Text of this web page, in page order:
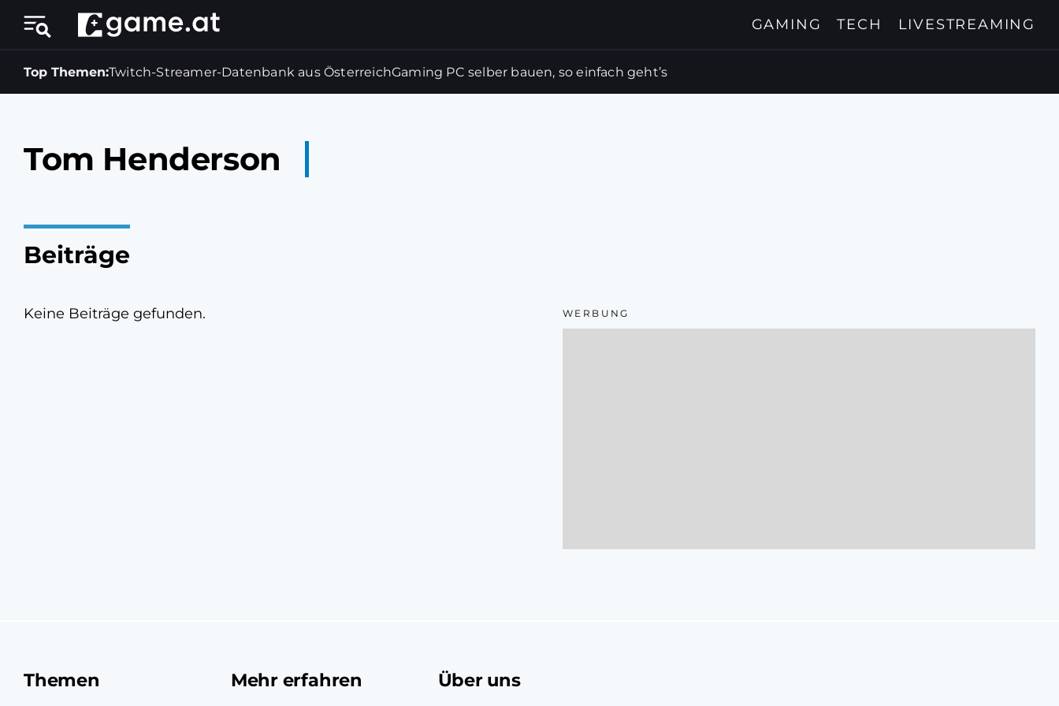
GAMING TECH LIVESTREAMING
Top Themen:Twitch-Streamer-Datenbank aus ÖsterreichGaming PC selber bauen, so einfach geht’s
Tom Henderson
Beiträge
Keine Beiträge gefunden. WERBUNG
Themen Mehr erfahren Über uns